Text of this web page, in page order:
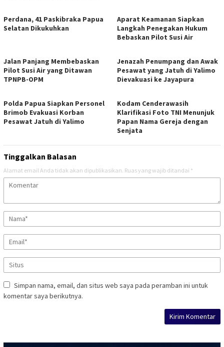
Perdana, 41 Paskibraka Papua
Selatan Dikukuhkan
Aparat Keamanan Siapkan
Langkah Penegakan Hukum
Bebaskan Pilot Susi Air
Jalan Panjang Membebaskan
Pilot Susi Air yang Ditawan
TPNPB-OPM
Jenazah Penumpang dan Awak
Pesawat yang Jatuh di Yalimo
Dievakuasi ke Jayapura
Polda Papua Siapkan Personel
Brimob Evakuasi Korban
Pesawat Jatuh di Yalimo
Kodam Cenderawasih
Klarifikasi Foto TNI Menunjuk
Papan Nama Gereja dengan
Senjata
Tinggalkan Balasan
Alamat email Anda tidak akan dipublikasikan. Ruas yang wajib ditandai *
Simpan nama, email, dan situs web saya pada peramban ini untuk
komentar saya berikutnya.